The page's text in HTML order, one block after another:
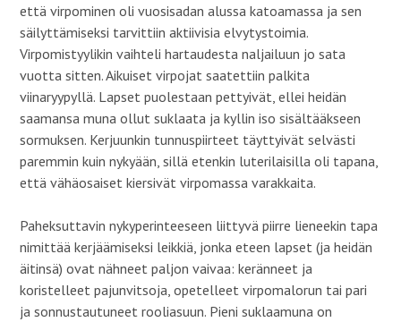
että virpominen oli vuosisadan alussa katoamassa ja sen
säilyttämiseksi tarvittiin aktiivisia elvytystoimia.
Virpomistyylikin vaihteli hartaudesta naljailuun jo sata
vuotta sitten. Aikuiset virpojat saatettiin palkita
viinaryypyllä. Lapset puolestaan pettyivät, ellei heidän
saamansa muna ollut suklaata ja kyllin iso sisältääkseen
sormuksen. Kerjuunkin tunnuspiirteet täyttyivät selvästi
paremmin kuin nykyään, sillä etenkin luterilaisilla oli tapana,
että vähäosaiset kiersivät virpomassa varakkaita.
Paheksuttavin nykyperinteeseen liittyvä piirre lieneekin tapa
nimittää kerjäämiseksi leikkiä, jonka eteen lapset (ja heidän
äitinsä) ovat nähneet paljon vaivaa: keränneet ja
koristelleet pajunvitsoja, opetelleet virpomalorun tai pari
ja sonnustautuneet rooliasuun. Pieni suklaamuna on